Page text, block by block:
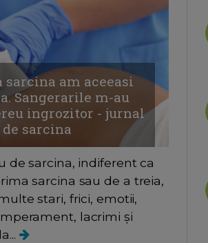
sarcina am aceeasi
Sangerarile m-au
ingrozitor - jurnal
de sarcina
de sarcina, indiferent ca
sarcina sau de a treia,
stari, frici, emotii,
lacrimi și